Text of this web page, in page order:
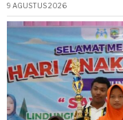
9 AGUSTUS 2026